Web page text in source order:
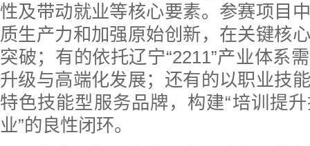
性及带动就业等核心要素。参赛项目
质生产力和加强原始创新，在关键核
突破；有的依托辽宁“2211”产业体系
升级与高端化发展；还有的以职业技
特色技能型服务品牌，构建“培训提
业”的良性闭环。